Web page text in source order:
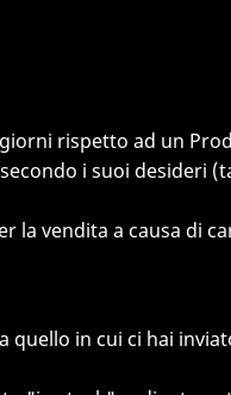
rispetto ad un
i suoi desideri
la vendita a causa di
in cui ci hai